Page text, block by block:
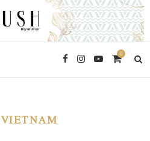
0
VIETNAM